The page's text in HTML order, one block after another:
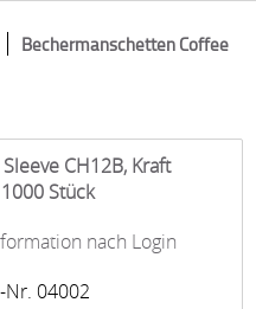
Bechermanschetten Coffee
CH12B, Kraft
Stück
nach Login
Nr. 04002